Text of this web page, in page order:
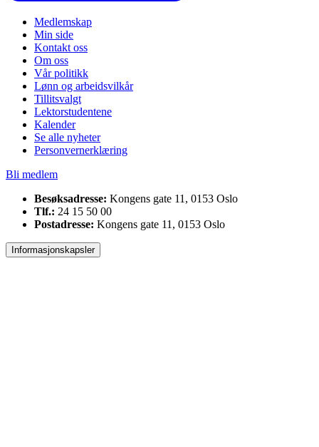
Medlemskap
Min side
Kontakt oss
Om oss
Vår politikk
Lønn og arbeidsvilkår
Tillitsvalgt
Lektorstudentene
Kalender
Se alle nyheter
Personvernerklæring
Bli medlem
Besøksadresse: Kongens gate 11, 0153 Oslo
Tlf.: 24 15 50 00
Postadresse: Kongens gate 11, 0153 Oslo
Informasjonskapsler